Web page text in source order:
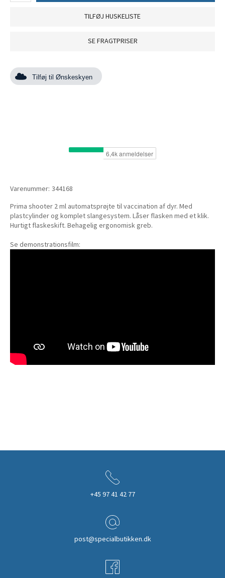
TILFØJ HUSKELISTE
SE FRAGTPRISER
Tilføj til Ønskeskyen
Varenummer: 344168
Prima shooter 2 ml automatsprøjte til vaccination af dyr. Med
plastcylinder og komplet slangesystem. Låser flasken med et klik.
Hurtigt flaskeskift. Behagelig ergonomisk greb.
Se demonstrationsfilm:
+45 97 41 42 77
post@specialbutikken.dk